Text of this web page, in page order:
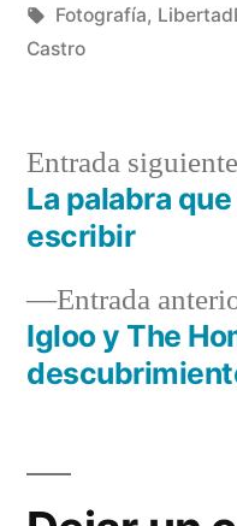
Publicado
por
Manuel
Rivas
Etiquetas:
Fotografía,
Castro
entradas
Entrada
Igloo y The
Entrada siguiente
La palabra
escribir